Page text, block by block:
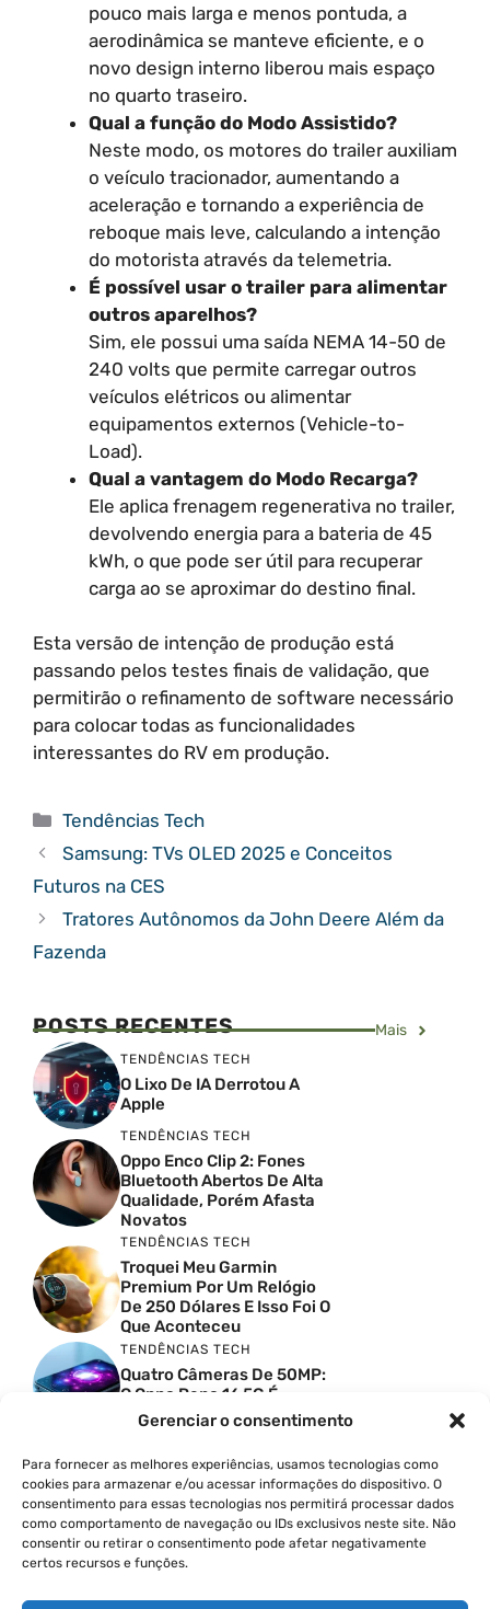
Gerenciar o consentimento
Para fornecer as melhores experiências, usamos tecnologias como
cookies para armazenar e/ou acessar informações do dispositivo. O
consentimento para essas tecnologias nos permitirá processar dados
como comportamento de navegação ou IDs exclusivos neste site. Não
consentir ou retirar o consentimento pode afetar negativamente
certos recursos e funções.
pouco mais larga e menos pontuda, a
aerodinâmica se manteve eficiente, e o
novo design interno liberou mais espaço
no quarto traseiro.
Qual a função do Modo Assistido?
Neste modo, os motores do trailer auxiliam
o veículo tracionador, aumentando a
aceleração e tornando a experiência de
reboque mais leve, calculando a intenção
do motorista através da telemetria.
É possível usar o trailer para alimentar
outros aparelhos?
Sim, ele possui uma saída NEMA 14-50 de
240 volts que permite carregar outros
veículos elétricos ou alimentar
equipamentos externos (Vehicle-to-
Load).
Qual a vantagem do Modo Recarga?
Ele aplica frenagem regenerativa no trailer,
devolvendo energia para a bateria de 45
kWh, o que pode ser útil para recuperar
carga ao se aproximar do destino final.
Esta versão de intenção de produção está
passando pelos testes finais de validação, que
permitirão o refinamento de software necessário
para colocar todas as funcionalidades
interessantes do RV em produção.
Categorias
Tendências Tech
Samsung: TVs OLED 2025 e Conceitos
Futuros na CES
Tratores Autônomos da John Deere Além da
Fazenda
POSTS RECENTES Mais
TENDÊNCIAS TECH
O Lixo De IA Derrotou A
Apple
TENDÊNCIAS TECH
Oppo Enco Clip 2: Fones
Bluetooth Abertos De Alta
Qualidade, Porém Afasta
Novatos
TENDÊNCIAS TECH
Troquei Meu Garmin
Premium Por Um Relógio
De 250 Dólares E Isso Foi O
Que Aconteceu
TENDÊNCIAS TECH
Quatro Câmeras De 50MP:
O Oppo Reno 16 5G É
Absurdo
Comparativo De
Especificações Entre O
Vivo X300 Ultra E O
Samsung Galaxy S26 Ultra
PRODUTIVIDADE DIGITAL
Instagram